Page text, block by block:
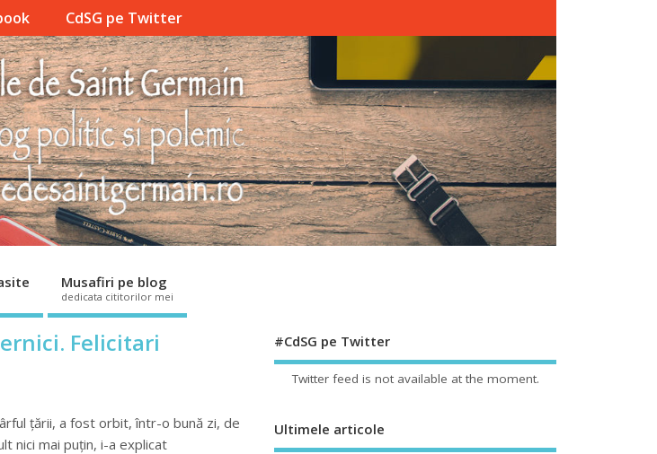
CdSG pe Twitter
Musafiri pe blog
dedicata cititorilor mei
Felicitari
țării, a fost orbit, într-o bună zi, de
nici mai puțin, i-a explicat
#CdSG pe Twitter
Twitter feed is not available at the moment.
Ultimele articole